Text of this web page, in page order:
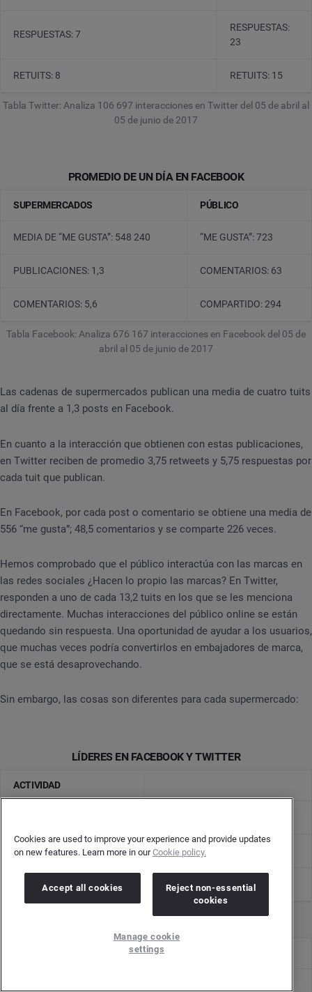
RESPUESTAS: 7
RESPUESTAS:
23
RETUITS: 8 RETUITS: 15
Tabla Twitter: Analiza 106 697 interacciones en Twitter del 05 de abril al
05 de junio de 2017
PROMEDIO DE UN DÍA EN FACEBOOK
SUPERMERCADOS PÚBLICO
MEDIA DE “ME GUSTA”: 548 240 “ME GUSTA”: 723
PUBLICACIONES: 1,3 COMENTARIOS: 63
COMENTARIOS: 5,6 COMPARTIDO: 294
Tabla Facebook: Analiza 676 167 interacciones en Facebook del 05 de
abril al 05 de junio de 2017
Las cadenas de supermercados publican una media de cuatro tuits
al día frente a 1,3 posts en Facebook.
En cuanto a la interacción que obtienen con estas publicaciones,
en Twitter reciben de promedio 3,75 retweets y 5,75 respuestas por
cada tuit que publican.
En Facebook, por cada post o comentario se obtiene una media de
556 “me gusta”; 48,5 comentarios y se comparte 226 veces.
Hemos comprobado que el público interactúa con las marcas en
las redes sociales ¿Hacen lo propio las marcas? En Twitter,
responden a uno de cada 13,2 tuits en los que se les menciona
directamente. Muchas interacciones del público online se están
quedando sin respuesta. Una oportunidad de ayudar a los usuarios,
que muchas veces podría convertirlos en embajadores de marca,
que se está desaprovechando.
Sin embargo, las cosas son diferentes para cada supermercado:
LÍDERES EN FACEBOOK Y TWITTER
ACTIVIDAD
@MERCADONA: 45,3 tuits CARREFOUR: 3,3 publicaciones
@CARREFOUR : 19,9 tuits DÍA: 2,5 publicaciones
Cookies are used to improve your experience and provide updates
on new features. Learn more in ourCookie policy.
Accept all cookies
Reject non-essential
cookies
Manage cookie
settings